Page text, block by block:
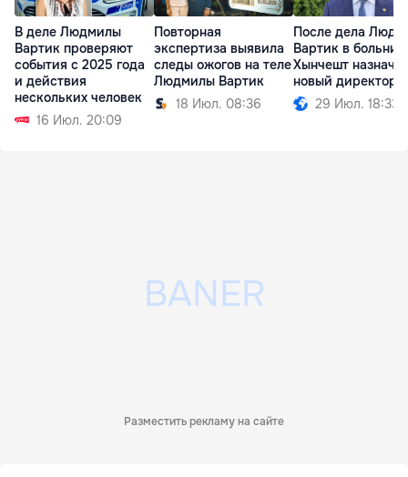
В деле Людмилы
Вартик проверяют
события с 2025 года
и действия
нескольких человек
16 Июл. 20:09
Повторная
экспертиза выявила
следы ожогов на теле
Людмилы Вартик
18 Июл. 08:36
После дела
Вартик в
Хынчешт
новый директор
29 Июл. 18:33
Разместить рекламу на сайте